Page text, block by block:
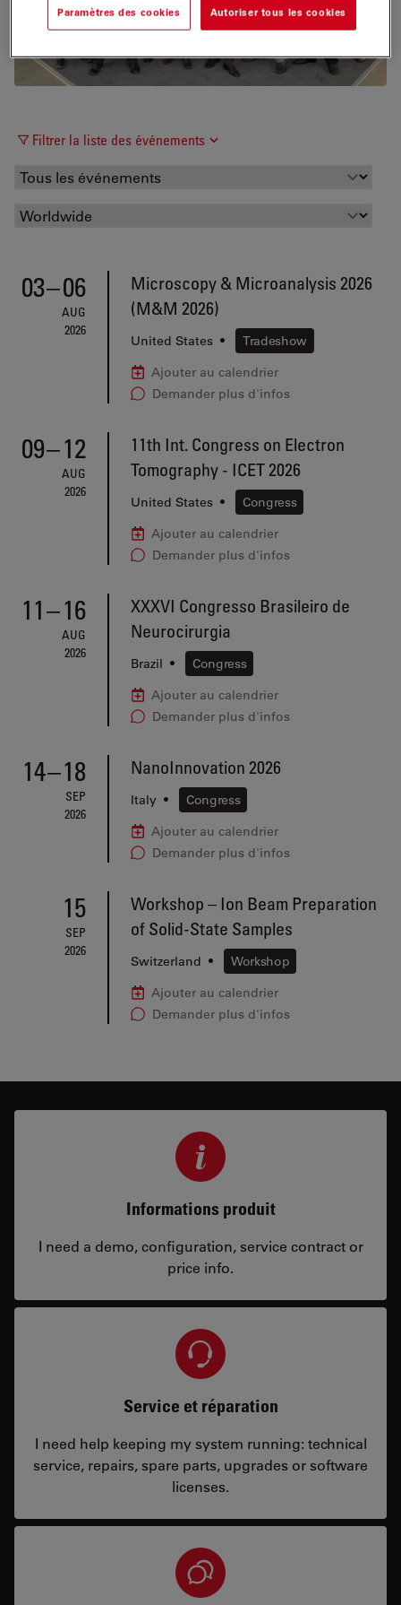
Filtrer la liste des événements
03–06
AUG
2026
Microscopy & Microanalysis 2026
(M&M 2026)
United States •
Tradeshow
Ajouter au calendrier
Demander plus d'infos
09–12
AUG
2026
11th Int. Congress on Electron
Tomography - ICET 2026
United States •
Congress
Ajouter au calendrier
Demander plus d'infos
11–16
AUG
2026
XXXVI Congresso Brasileiro de
Neurocirurgia
Brazil •
Congress
Ajouter au calendrier
Demander plus d'infos
14–18
SEP
2026
NanoInnovation 2026
Italy •
Congress
Ajouter au calendrier
Demander plus d'infos
15
SEP
2026
Workshop – Ion Beam Preparation
of Solid-State Samples
Switzerland •
Workshop
Ajouter au calendrier
Demander plus d'infos
Informations produit
I need a demo, configuration, service contract or
price info.
Service et réparation
I need help keeping my system running: technical
service, repairs, spare parts, upgrades or software
licenses.
Paramètres des cookies Autoriser tous les cookies